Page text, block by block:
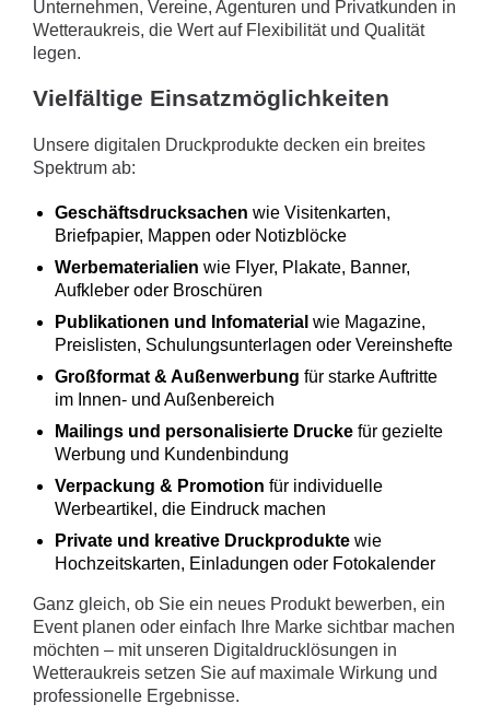
Unternehmen, Vereine, Agenturen und Privatkunden in
Wetteraukreis, die Wert auf Flexibilität und Qualität
legen.
Vielfältige Einsatzmöglichkeiten
Unsere digitalen Druckprodukte decken ein breites
Spektrum ab:
Geschäftsdrucksachen wie Visitenkarten,
Briefpapier, Mappen oder Notizblöcke
Werbematerialien wie Flyer, Plakate, Banner,
Aufkleber oder Broschüren
Publikationen und Infomaterial wie Magazine,
Preislisten, Schulungsunterlagen oder Vereinshefte
Großformat & Außenwerbung für starke Auftritte
im Innen- und Außenbereich
Mailings und personalisierte Drucke für gezielte
Werbung und Kundenbindung
Verpackung & Promotion für individuelle
Werbeartikel, die Eindruck machen
Private und kreative Druckprodukte wie
Hochzeitskarten, Einladungen oder Fotokalender
Ganz gleich, ob Sie ein neues Produkt bewerben, ein
Event planen oder einfach Ihre Marke sichtbar machen
möchten – mit unseren Digitaldrucklösungen in
Wetteraukreis setzen Sie auf maximale Wirkung und
professionelle Ergebnisse.